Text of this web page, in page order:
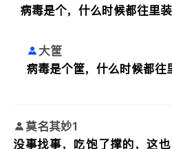
病毒是个，什么时候都往里装
大筐
病毒是个筐，什么时候都往
莫名其妙1
没事找事，吃饱了撑的，这